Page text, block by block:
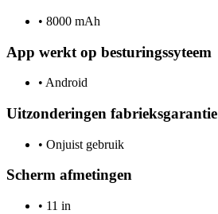
• 8000 mAh
App werkt op besturingssyteem
• Android
Uitzonderingen fabrieksgarantie
• Onjuist gebruik
Scherm afmetingen
• 11 in